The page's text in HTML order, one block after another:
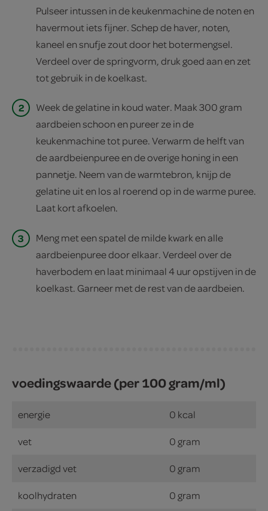
Pulseer intussen in de keukenmachine de noten en
havermout iets fijner. Schep de haver, noten,
kaneel en snufje zout door het botermengsel.
Verdeel over de springvorm, druk goed aan en zet
tot gebruik in de koelkast.
2
Week de gelatine in koud water. Maak 300 gram
aardbeien schoon en pureer ze in de
keukenmachine tot puree. Verwarm de helft van
de aardbeienpuree en de overige honing in een
pannetje. Neem van de warmtebron, knijp de
gelatine uit en los al roerend op in de warme puree.
Laat kort afkoelen.
3
Meng met een spatel de milde kwark en alle
aardbeienpuree door elkaar. Verdeel over de
haverbodem en laat minimaal 4 uur opstijven in de
koelkast. Garneer met de rest van de aardbeien.
voedingswaarde (per 100 gram/ml)
energie 0 kcal
vet 0 gram
verzadigd vet 0 gram
koolhydraten 0 gram